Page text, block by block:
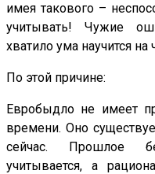
имея такового –
учитывать! Чужие
хватило ума научится на
По этой причине:
Евробыдло не имеет
времени. Оно
сейчас. Прошлое
учитывается, а